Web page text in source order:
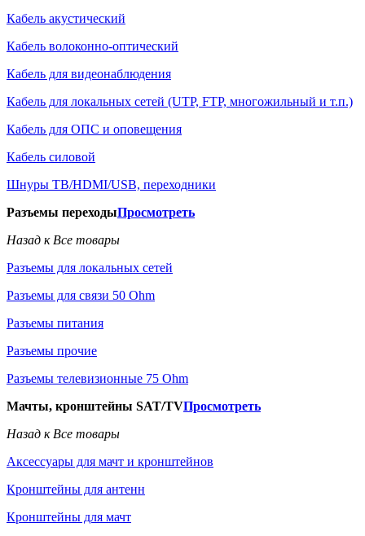
Кабель акустический
Кабель волоконно-оптический
Кабель для видеонаблюдения
Кабель для локальных сетей (UTP, FTP, многожильный и т.п.)
Кабель для ОПС и оповещения
Кабель силовой
Шнуры ТВ/HDMI/USB, переходники
Разъемы переходыПросмотреть
Назад к Все товары
Разъемы для локальных сетей
Разъемы для связи 50 Ohm
Разъемы питания
Разъемы прочие
Разъемы телевизионные 75 Ohm
Мачты, кронштейны SAT/TVПросмотреть
Назад к Все товары
Аксессуары для мачт и кронштейнов
Кронштейны для антенн
Кронштейны для мачт